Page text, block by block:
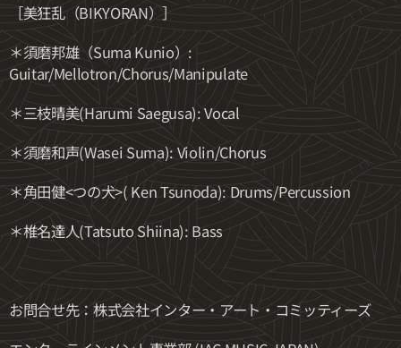
［美狂乱（BIKYORAN）］
＊須磨邦雄（Suma Kunio）:
Guitar/Mellotron/Chorus/Manipulate
＊三枝晴美(Harumi Saegusa): Vocal
＊須磨和声(Wasei Suma): Violin/Chorus
＊角田健<つの犬>( Ken Tsunoda): Drums/Percussion
＊椎名達人(Tatsuto Shiina): Bass
お問合せ先：株式会社インター・アート・コミッティーズ